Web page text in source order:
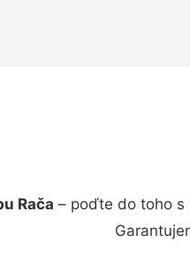
Rača – poďte do toho s